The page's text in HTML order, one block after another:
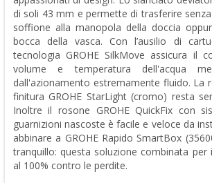
di soli 43 mm e permette di trasferire
soffione alla manopola della doccia
bocca della vasca. Con l’ausilio di
tecnologia GROHE SilkMove assicura il
volume e temperatura dell'acqua
dall'azionamento estremamente fluido. La
finitura GROHE StarLight (cromo) resta
Inoltre il rosone GROHE QuickFix con
guarnizioni nascoste è facile e veloce da
abbinare a GROHE Rapido SmartBox
tranquillo: questa soluzione combinata per
al 100% contro le perdite.